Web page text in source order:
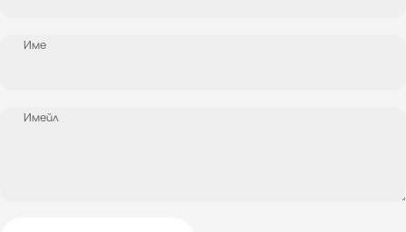
Име
Имейл